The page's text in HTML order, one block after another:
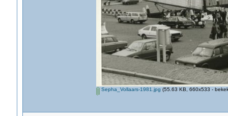
Sepha_Vollaars-1981.jpg (55.63 KB, 660x533 -